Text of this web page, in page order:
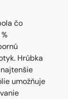
čo
Hrúbka
umožňuje